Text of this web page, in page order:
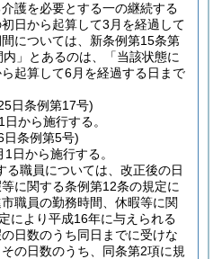
護を必要とする一の継続する
日から起算して3月を経過して
については、新条例第15条第
」とあるのは、「当該状態に
起算して6月を経過する日まで
日条例第17号)
から施行する。
日条例第5号)
日から施行する。
る職員については、改正後の日
に関する条例第12条の規定に
職員の勤務時間、休暇等に関
により平成16年に与えられる
日数のうち同日までに受けな
の日数のうち、同条第2項に規